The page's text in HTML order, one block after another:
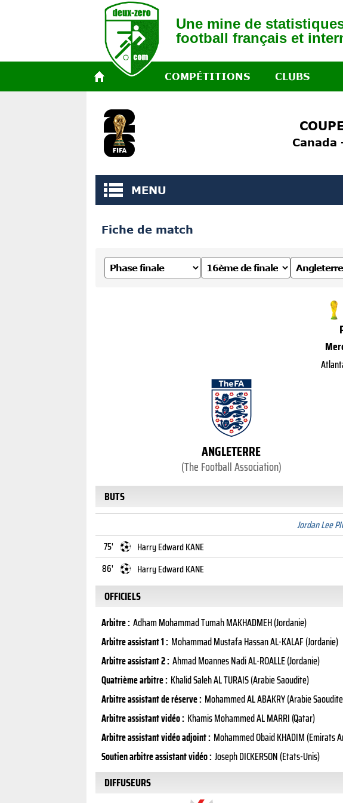
Une mine de
football français et
COMPÉTITIONS CLUBS
Canada
MENU
Fiche de match
ANGLETERRE
(The Football Association)
BUTS
Jordan Lee
75'
Harry Edward KANE
86'
Harry Edward KANE
OFFICIELS
Arbitre : Adham Mohammad Tumah MAKHADMEH (Jordanie)
Arbitre assistant 1 : Mohammad Mustafa Hassan AL-KALAF (Jordanie)
Arbitre assistant 2 : Ahmad Moannes Nadi AL-ROALLE (Jordanie)
Quatrième arbitre : Khalid Saleh AL TURAIS (Arabie Saoudite)
Arbitre assistant de réserve : Mohammed AL ABAKRY (Arabie
Arbitre assistant vidéo : Khamis Mohammed AL MARRI (Qatar)
Arbitre assistant vidéo adjoint : Mohammed Obaid KHADIM (Emirats
Soutien arbitre assistant vidéo : Joseph DICKERSON (Etats-Unis)
DIFFUSEURS